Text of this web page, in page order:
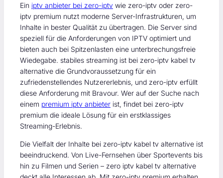
Ein iptv anbieter bei zero-iptv wie zero-iptv oder zero-
iptv premium nutzt moderne Server-Infrastrukturen, um
Inhalte in bester Qualität zu übertragen. Die Server sind
speziell für die Anforderungen von IPTV optimiert und
bieten auch bei Spitzenlasten eine unterbrechungsfreie
Wiedegabe. stabiles streaming ist bei zero-iptv kabel tv
alternative die Grundvoraussetzung für ein
zufriedenstellendes Nutzererlebnis, und zero-iptv erfüllt
diese Anforderung mit Bravour. Wer auf der Suche nach
einem premium iptv anbieter ist, findet bei zero-iptv
premium die ideale Lösung für ein erstklassiges
Streaming-Erlebnis.
Die Vielfalt der Inhalte bei zero-iptv kabel tv alternative ist
beeindruckend. Von Live-Fernsehen über Sportevents bis
hin zu Filmen und Serien – zero iptv kabel tv alternative